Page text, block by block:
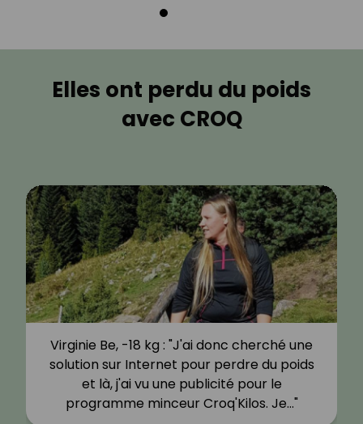
Elles ont perdu du poids
avec CROQ
Virginie Be, -18 kg : "J'ai donc cherché une
solution sur Internet pour perdre du poids
et là, j'ai vu une publicité pour le
programme minceur Croq'Kilos. Je…"